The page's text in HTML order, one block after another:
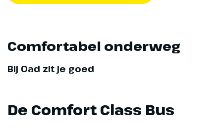
Dag 8
5;
10 km
Comfortabel onderweg
Bij Oad zit je goed
De Comfort Class Bus